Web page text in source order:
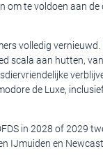
om te voldoen aan
volledig vernieuwd.
scala aan hutten,
de Luxe,
in 2028 of 2029
IJmuiden en